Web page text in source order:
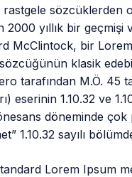
rastgele
yıllık bir geçmişi
McClintock, bir
klasik
tarafından M.Ö. 45
eserinin 1.10.32 ve
döneminde
1.10.32 sayılı
Lorem Ipsum